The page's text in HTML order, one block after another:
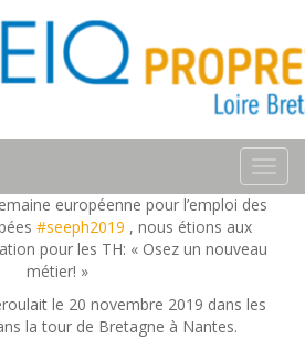
européenne pour l’emploi des
#seeph2019 , nous étions aux
pour les TH: « Osez un nouveau
métier! »
le 20 novembre 2019 dans les
la tour de Bretagne à Nantes.